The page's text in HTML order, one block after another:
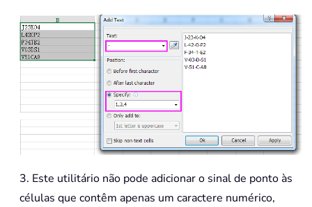
3. Este utilitário não pode adicionar o sinal de ponto às
células que contêm apenas um caractere numérico,